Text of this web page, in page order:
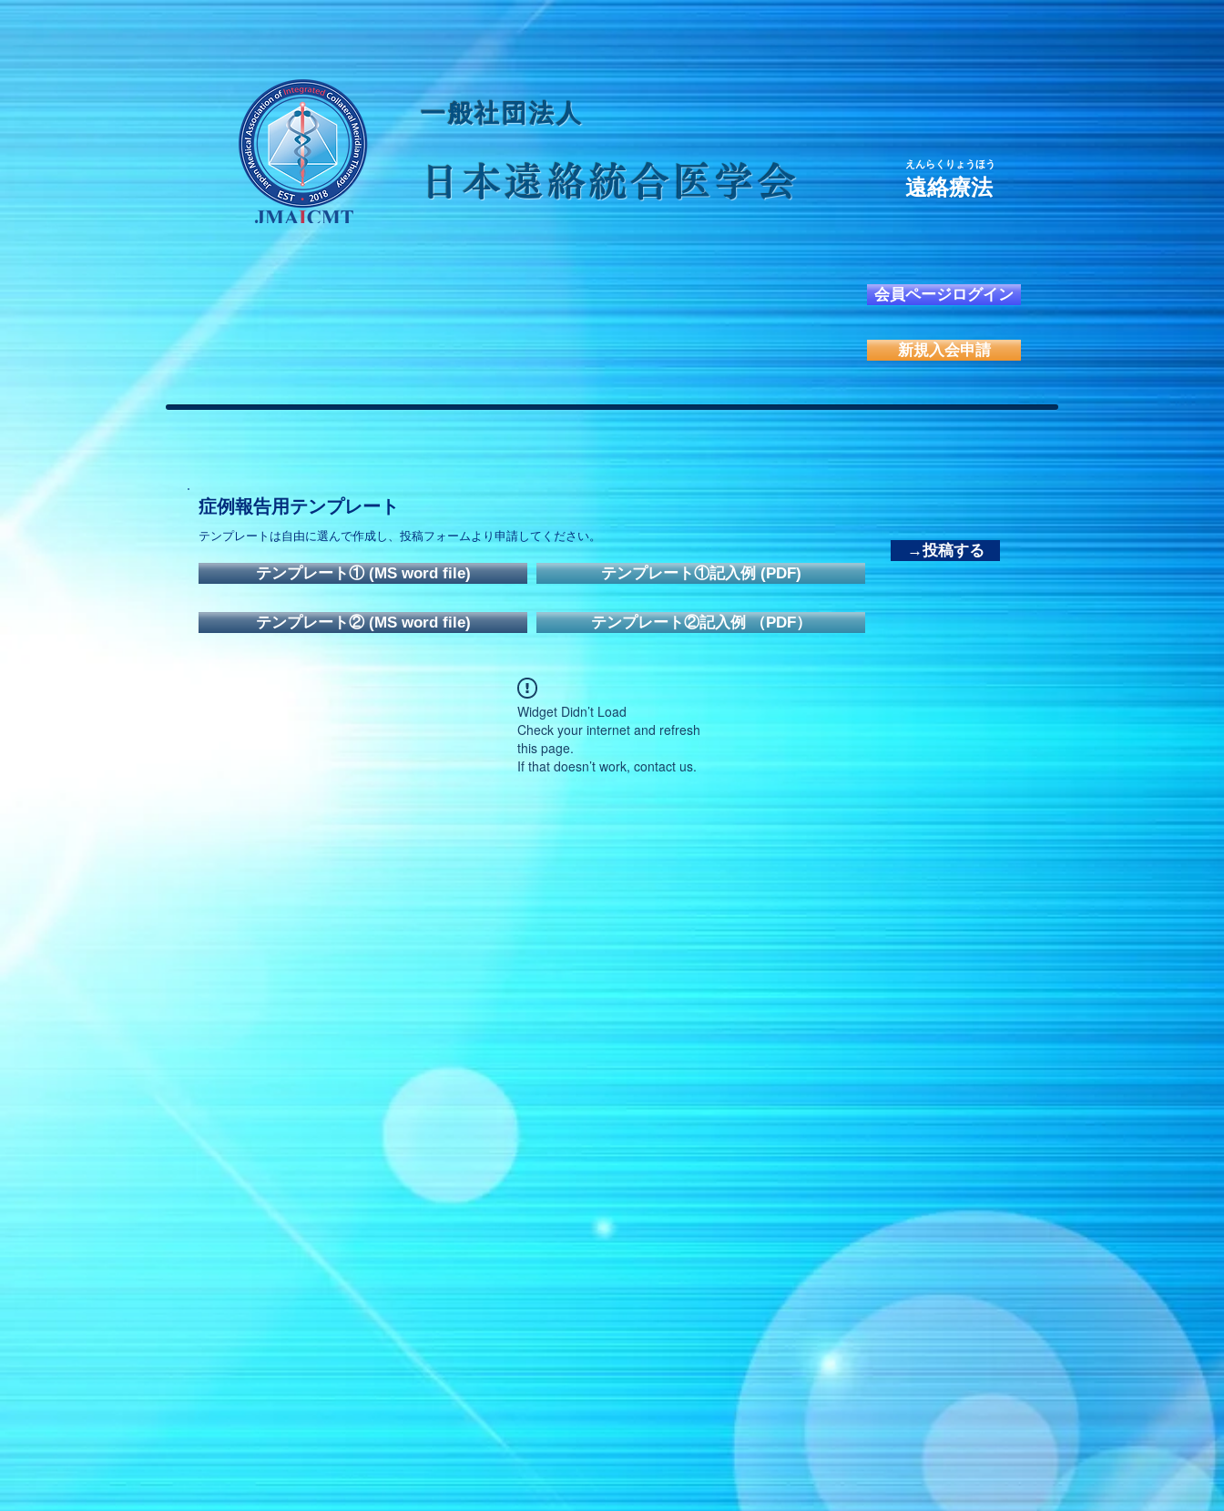
​一般社団法人
日本遠絡統合医学会 えんらくりょうほう
遠絡療法
会員ページログイン
新規入会申請
症例報告用テンプレート
テンプレートは自由に選んで作成し、投稿フォームより申請してください。
テンプレート① (MS word file) テンプレート①記入例 (PDF)
テンプレート② (MS word file) テンプレート②記入例 （PDF）
→投稿する
Widget Didn’t Load
Check your internet and refresh
this page.
If that doesn’t work, contact us.